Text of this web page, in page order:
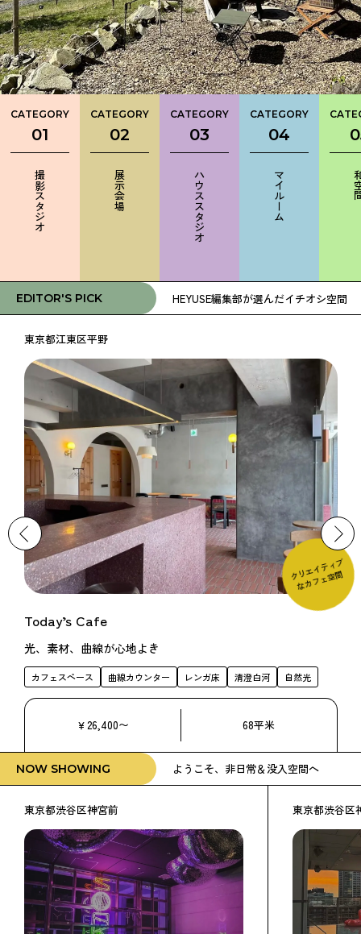
CATEGORY
01
撮影スタジオ
CATEGORY
02
展示会場
CATEGORY
03
ハウススタジオ
CATEGORY
04
マイルーム
EDITOR'S PICK HEYUSE編集部が選んだイチオシ空間
東京都江東区平野
クリエイティブ
なカフェ空間
Today’s Cafe
光、素材、曲線が心地よき
カフェスペース 曲線カウンター レンガ床 清澄白河 自然光
￥26,400〜 68平米
NOW SHOWING ようこそ、非日常＆没入空間へ
東京都渋谷区神宮前 東京都渋谷区